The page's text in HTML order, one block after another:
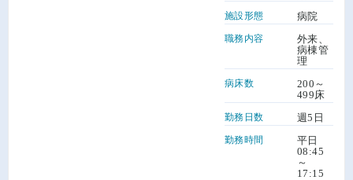
施設形態 病院
職務内容
外来、
病棟管
理
病床数
200～
499床
勤務日数 週5日
勤務時間
平日
08:45
～
17:15